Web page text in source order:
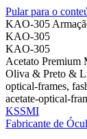
Pular para o
KAO-305
KAO-305
KAO-305
Acetato Premium
Oliva & Preto &
optical-frames,
acetate-optical-
KSSMI
Fabricante de